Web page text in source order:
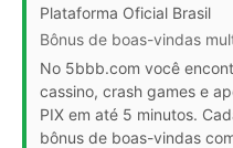
Plataforma Oficial Brasil
Bônus de boas-vindas
No 5bbb.com você
cassino, crash games e
PIX em até 5 minutos.
bônus de boas-vindas